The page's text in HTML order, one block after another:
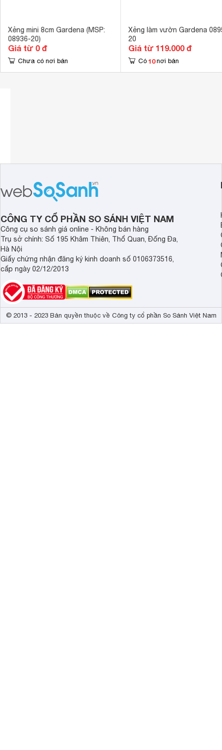
trồng cây Gardena 08953-20 có cán cầm được làm từ
Xẻng làm vườn sở hữu màu xanh đẹp mắt, cán cầm làm
Xẻng mini 8cm Gardena (MSP:
08936-20)
Giá từ 0 đ
Chưa có nơi bán
Xẻng làm vườn Gardena
20
Giá từ 119.000 đ
Có 10 nơi bán
CÔNG TY CỔ PHẦN SO SÁNH VIỆT NAM
Công cụ so sánh giá online - Không bán hàng
Trụ sở chính: Số 195 Khâm Thiên, Thổ Quan, Đống Đa,
Hà Nội
Giấy chứng nhận đăng ký kinh doanh số 0106373516,
cấp ngày 02/12/2013
© 2013 - 2023 Bản quyền thuộc về Công ty cổ phần So Sánh Việt Nam